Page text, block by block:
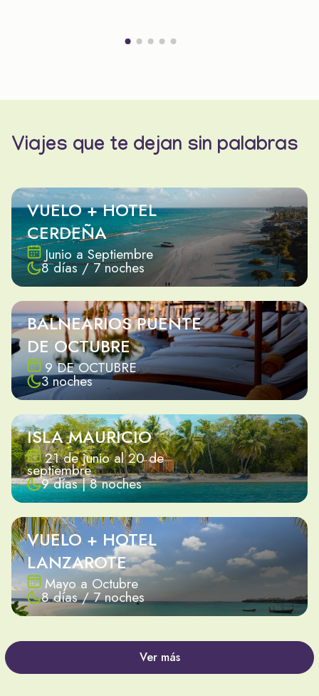
Viajes que te dejan sin palabras
VUELO + HOTEL
CERDEÑA
Junio a Septiembre
8 días / 7 noches
BALNEARIOS PUENTE
DE OCTUBRE
9 DE OCTUBRE
3 noches
ISLA MAURICIO
21 de junio al 20 de
septiembre
9 días | 8 noches
VUELO + HOTEL
LANZAROTE
Mayo a Octubre
8 días / 7 noches
Ver más